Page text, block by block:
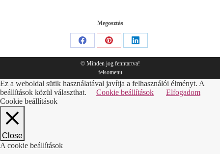
Megosztás
Share
on
Facebook
Share
on
Pinterest
Share
on
© Minden jog fenntartva!
felsomenu
Ez a weboldal sütik használatával javítja a felhasználói élményt. A
beállítások közül választhat.
Cookie beállítások
Elfogadom
Cookie beállítások
Close
A cookie beállítások